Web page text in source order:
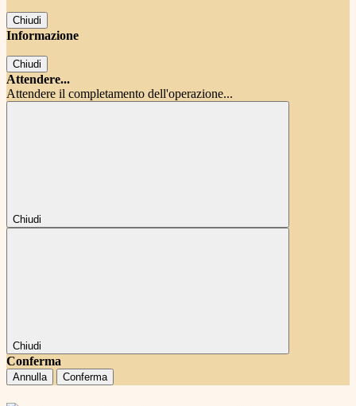
Chiudi
Informazione
Chiudi
Attendere...
Attendere il completamento dell'operazione...
Chiudi
Chiudi
Conferma
Annulla Conferma